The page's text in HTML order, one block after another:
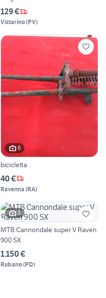
129 €
Vistarino(PV)
6
bicicletta
40 €
Ravenna (RA)
3
MTB Cannondale super V Raven
900 SX
1.150 €
Rubano(PD)